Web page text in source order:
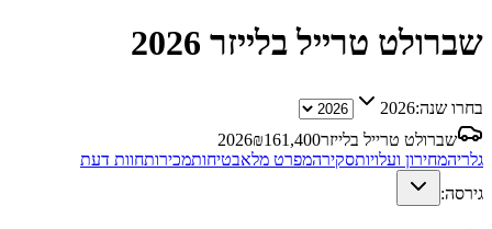
שברולט טרייל בלייזר 2026
בחרו שנה:2026
שברולט טרייל בלייזר
2026₪161,400
גלריהמחירון ועלויותסקירהמפרט מלאבטיחותמכירותחוות דעת
גירסה: